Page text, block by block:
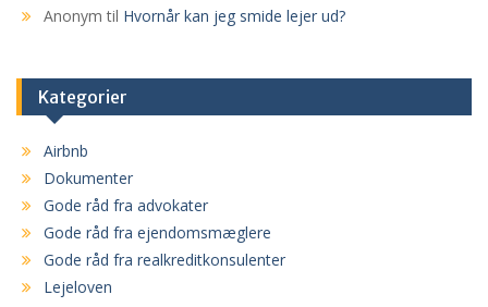
Anonym til Hvornår kan jeg smide lejer ud?
Kategorier
Airbnb
Dokumenter
Gode råd fra advokater
Gode råd fra ejendomsmæglere
Gode råd fra realkreditkonsulenter
Lejeloven